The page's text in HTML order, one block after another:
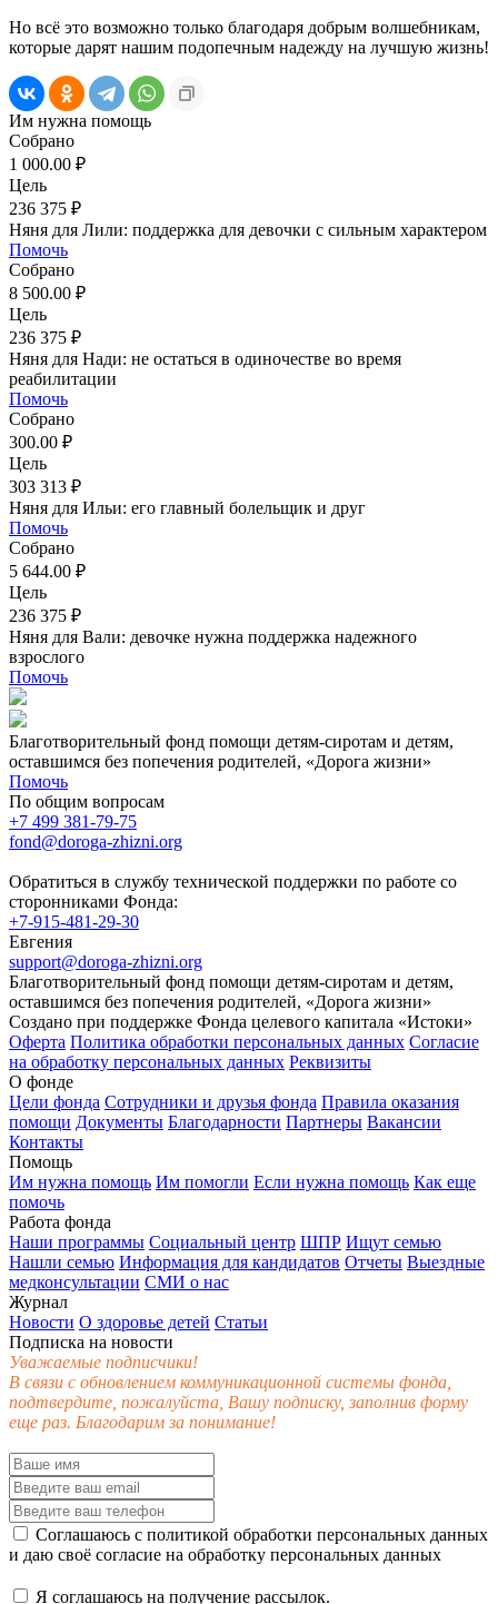
Но всё это возможно только благодаря добрым волшебникам,
которые дарят нашим подопечным надежду на лучшую жизнь!
Им нужна помощь
Собрано
1 000.00 ₽
Цель
236 375 ₽
Няня для Лили: поддержка для девочки с сильным характером
Помочь
Собрано
8 500.00 ₽
Цель
236 375 ₽
Няня для Нади: не остаться в одиночестве во время
реабилитации
Помочь
Собрано
300.00 ₽
Цель
303 313 ₽
Няня для Ильи: его главный болельщик и друг
Помочь
Собрано
5 644.00 ₽
Цель
236 375 ₽
Няня для Вали: девочке нужна поддержка надежного
взрослого
Помочь
Благотворительный фонд помощи детям-сиротам и детям,
оставшимся без попечения родителей, «Дорога жизни»
Помочь
По общим вопросам
+7 499 381-79-75
fond@doroga-zhizni.org
Обратиться в службу технической поддержки по работе со
сторонниками Фонда:
+7-915-481-29-30
Евгения
support@doroga-zhizni.org
Благотворительный фонд помощи детям-сиротам и детям,
оставшимся без попечения родителей, «Дорога жизни»
Создано при поддержке Фонда целевого капитала «Истоки»
Оферта Политика обработки персональных данных Согласие
на обработку персональных данных Реквизиты
О фонде
Цели фонда Сотрудники и друзья фонда Правила оказания
помощи Документы Благодарности Партнеры Вакансии
Контакты
Помощь
Им нужна помощь Им помогли Если нужна помощь Как еще
помочь
Работа фонда
Наши программы Социальный центр ШПР Ищут семью
Нашли семью Информация для кандидатов Отчеты Выездные
медконсультации СМИ о нас
Журнал
Новости О здоровье детей Статьи
Подписка на новости
Уважаемые подписчики!
В связи с обновлением коммуникационной системы фонда,
подтвердите, пожалуйста, Вашу подписку, заполнив форму
еще раз. Благодарим за понимание!
Соглашаюсь с политикой обработки персональных данных
и даю своё согласие на обработку персональных данных
Я соглашаюсь на получение рассылок.